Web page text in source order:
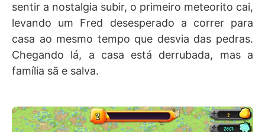
sentir a nostalgia subir, o primeiro meteorito cai,
levando um Fred desesperado a correr para
casa ao mesmo tempo que desvia das pedras.
Chegando lá, a casa está derrubada, mas a
família sã e salva.